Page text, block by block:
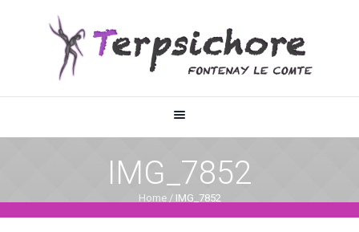
IMG_7852
Home / IMG_7852